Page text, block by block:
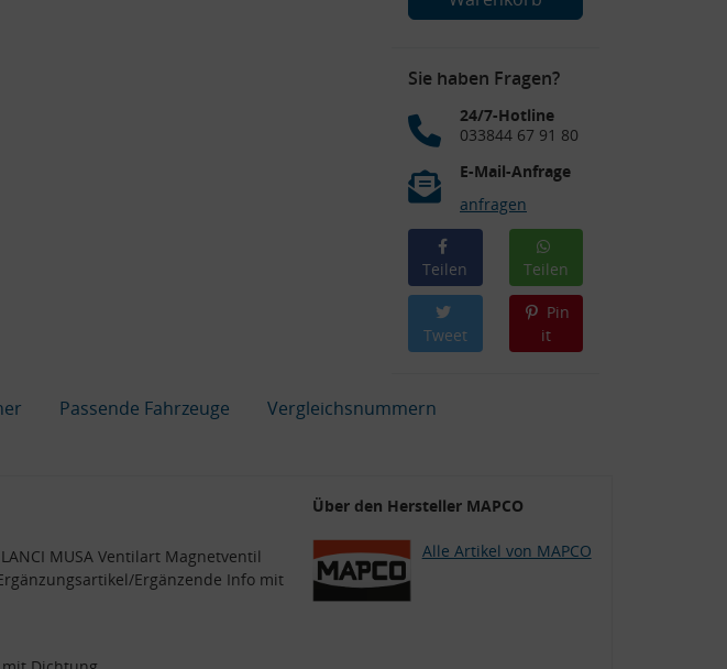
Sie haben Fragen?
24/7-Hotline
033844 67 91 80
E-Mail-Anfrage
anfragen
Teilen Teilen
Tweet
Pin
it
Passende Fahrzeuge
Vergleichsnummern
LANCI MUSA Ventilart Magnetventil
Ergänzende Info mit
Über den Hersteller MAPCO
Alle Artikel von MAPCO